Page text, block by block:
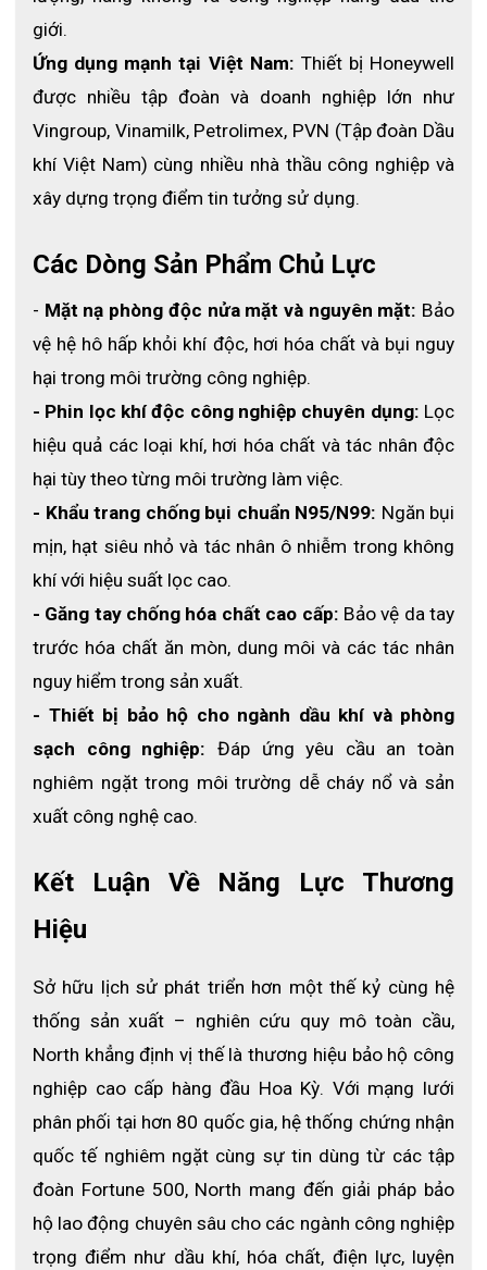
Xem thêm:
3. Ưu điểm nổi bật của mặt nạ
Honeywell North 7700
3.1 Hiệu quả lọc khí cao với hệ thống hai phin
năng loại bỏ đến 99% bụi mịn, khí độc, hơi dung môi và
các chất ô nhiễm trong không khí.
3.2 Chất liệu silicone y tế mềm mại, an toàn
Thân mặt nạ được làm từ 100% silicone đạt chuẩn y tế,
mềm dẻo, không gây kích ứng da, mang lại cảm giác
thoải mái ngay cả khi sử dụng trong thời gian dài.
Cấu tạo mặt nạ phòng độc nửa mặt Honeywell North
3.3 Thiết kế kín khít, ôm sát nhiều khuôn mặt
Cấu trúc thông minh giúp mặt nạ ôm sát khuôn mặt,
giảm tối đa tình trạng rò rỉ khí độc, phù hợp với nhiều
kích thước khuôn mặt khác nhau.
3.4 Bền bỉ, dễ vệ sinh và bảo trì
Mặt nạ có độ bền cao, chịu được môi trường làm việc
khắc nghiệt. Thiết kế cho phép tháo rời linh kiện và phin
3.5 Linh hoạt, tương thích nhiều loại phin lọc
giới.
Ứng dụng mạnh tại Việt Nam: Thiết bị Honeywell
được nhiều tập đoàn và doanh nghiệp lớn như
Vingroup, Vinamilk, Petrolimex, PVN (Tập đoàn Dầu
khí Việt Nam) cùng nhiều nhà thầu công nghiệp và
xây dựng trọng điểm tin tưởng sử dụng.
Các Dòng Sản Phẩm Chủ Lực
- Mặt nạ phòng độc nửa mặt và nguyên mặt: Bảo
vệ hệ hô hấp khỏi khí độc, hơi hóa chất và bụi nguy
hại trong môi trường công nghiệp.
- Phin lọc khí độc công nghiệp chuyên dụng: Lọc
hiệu quả các loại khí, hơi hóa chất và tác nhân độc
hại tùy theo từng môi trường làm việc.
- Khẩu trang chống bụi chuẩn N95/N99: Ngăn bụi
mịn, hạt siêu nhỏ và tác nhân ô nhiễm trong không
khí với hiệu suất lọc cao.
- Găng tay chống hóa chất cao cấp: Bảo vệ da tay
trước hóa chất ăn mòn, dung môi và các tác nhân
nguy hiểm trong sản xuất.
- Thiết bị bảo hộ cho ngành dầu khí và phòng
sạch công nghiệp: Đáp ứng yêu cầu an toàn
nghiêm ngặt trong môi trường dễ cháy nổ và sản
xuất công nghệ cao.
Kết Luận Về Năng Lực Thương
Hiệu
Sở hữu lịch sử phát triển hơn một thế kỷ cùng hệ
thống sản xuất – nghiên cứu quy mô toàn cầu,
North khẳng định vị thế là thương hiệu bảo hộ công
nghiệp cao cấp hàng đầu Hoa Kỳ. Với mạng lưới
phân phối tại hơn 80 quốc gia, hệ thống chứng nhận
quốc tế nghiêm ngặt cùng sự tin dùng từ các tập
đoàn Fortune 500, North mang đến giải pháp bảo
hộ lao động chuyên sâu cho các ngành công nghiệp
trọng điểm như dầu khí, hóa chất, điện lực, luyện